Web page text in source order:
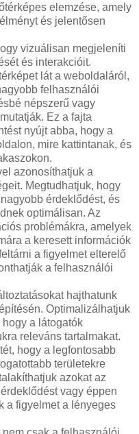
elemzése, amely
és jelentősen
vizuálisan megjeleníti
és interakcióit.
lát a weboldaláról,
felhasználói
népszerű vagy
Ez a fajta
nyújt abba, hogy a
mire kattintanak, és
azonosíthatjuk a
Megtudhatjuk, hogy
érdeklődést, és
optimálisan. Az
problémákra, amelyek
a keresett információk
a figyelmet elterelő
a felhasználói
hajthatunk
Optimalizálhatjuk
a látogatók
releváns tartalmakat.
hogy a legfontosabb
területekre
azokat az
vagy éppen
a figyelmet a lényeges